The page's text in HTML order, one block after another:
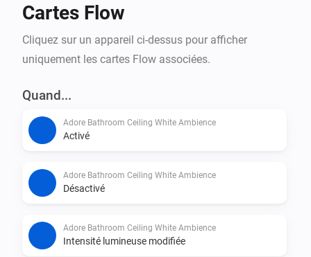
Cartes Flow
Cliquez sur un appareil ci-dessus pour afficher
uniquement les cartes Flow associées.
Quand...
Adore Bathroom Ceiling White Ambience
Activé
Adore Bathroom Ceiling White Ambience
Désactivé
Adore Bathroom Ceiling White Ambience
Intensité lumineuse modifiée